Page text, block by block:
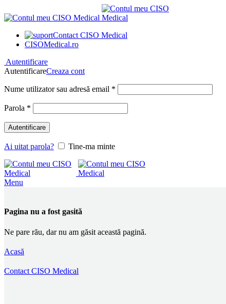
Contact CISO Medical
CISOMedical.ro
Autentificare
AutentificareCreaza cont
Nume utilizator sau adresă email *
Parola *
Autentificare
Ai uitat parola? Tine-ma minte
Menu
Pagina nu a fost gasită
Ne pare rău, dar nu am găsit această pagină.
Acasă
Contact CISO Medical